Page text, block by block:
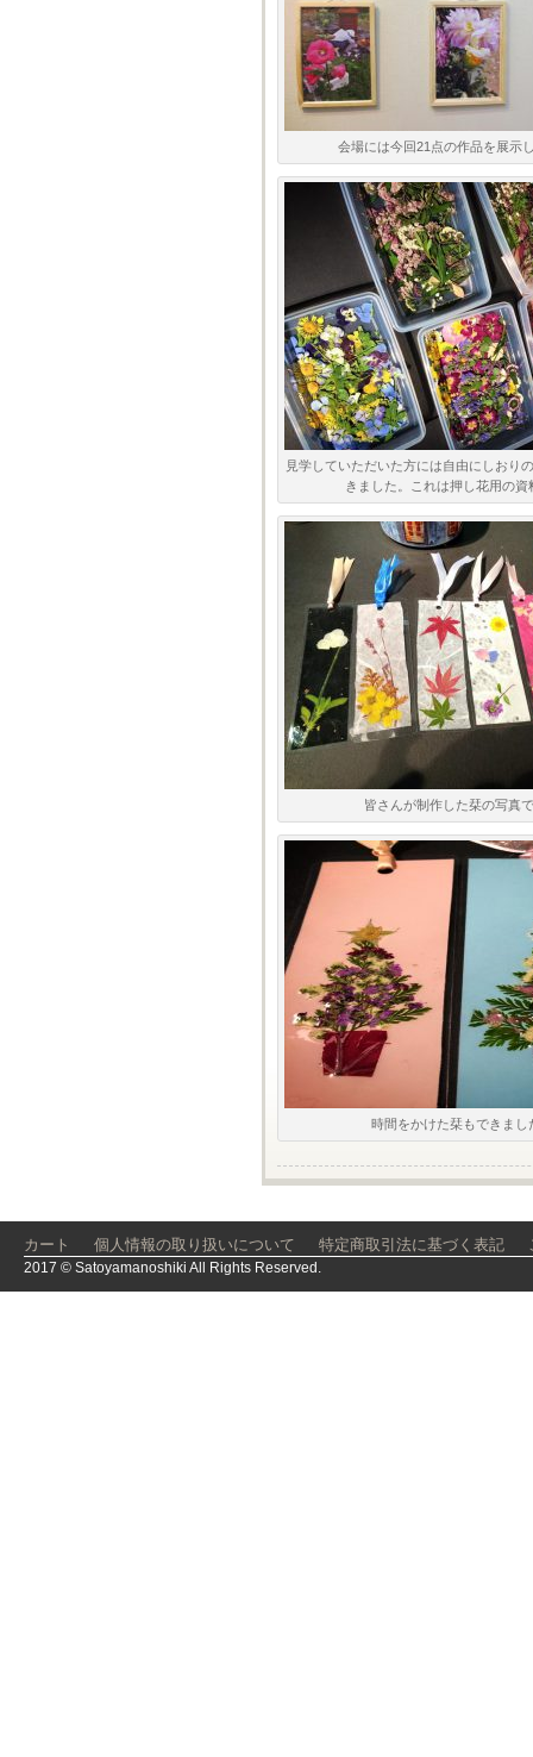
会場には今回21点の作品を展示
見学していただいた方には自由にしおり
きました。これは押し花用の資
皆さんが制作した栞の写真
時間をかけた栞もできまし
カート 個人情報の取り扱いについて 特定商取引法に基づく表記
2017 © Satoyamanoshiki All Rights Reserved.